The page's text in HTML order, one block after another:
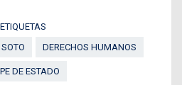
ETIQUETAS
DERECHOS HUMANOS
DE ESTADO